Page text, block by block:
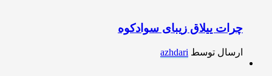
چرات ییلاق زیبای سوادکوه
ارسال توسط azhdari